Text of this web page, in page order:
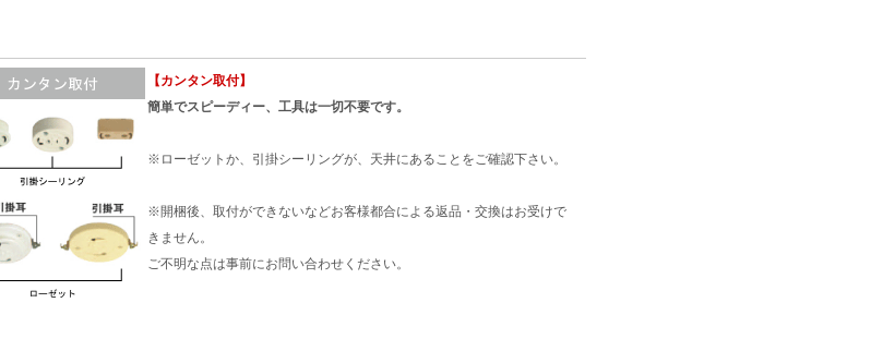
【カンタン取付】
簡単でスピーディー、工具は一切不要です。
※ローゼットか、引掛シーリングが、天井にあることをご確認下さい。
※開梱後、取付ができないなどお客様都合による返品・交換はお受けで
きません。
ご不明な点は事前にお問い合わせください。